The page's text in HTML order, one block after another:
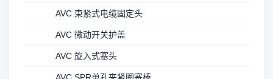
AVC 束紧式电缆固定头
AVC 微动开关护盖
AVC 旋入式塞头